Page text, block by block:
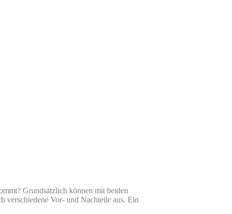
Grundsätzlich können mit beiden
verschiedene Vor- und Nachteile aus. Ein